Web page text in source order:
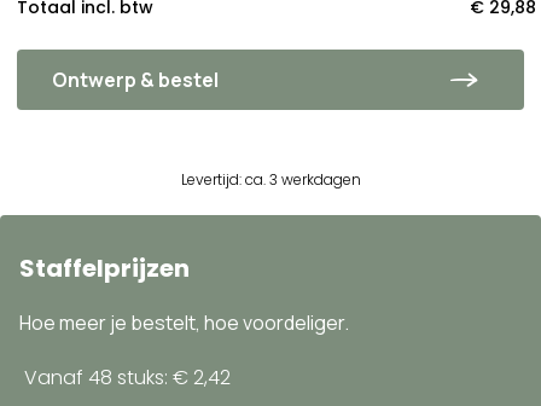
Ontwerp & bestel
Totaal incl. btw € 29,88
Levertijd: ca. 3 werkdagen
Staffelprijzen
Hoe meer je bestelt, hoe voordeliger.
Vanaf 48 stuks: € 2,42